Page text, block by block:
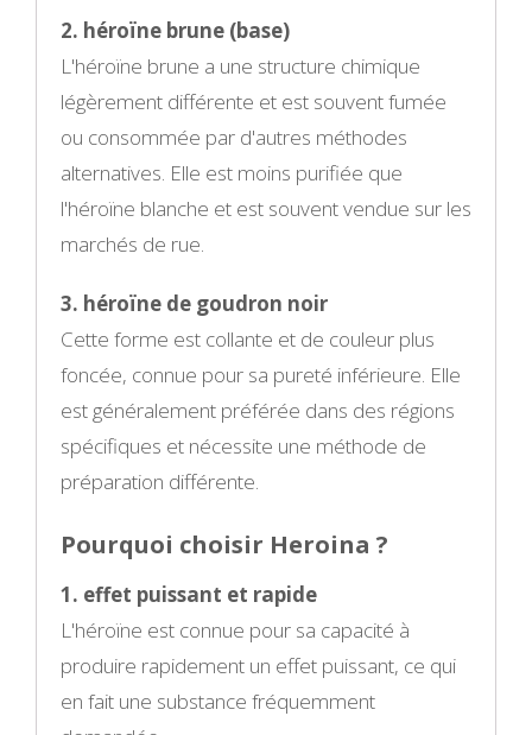
2. héroïne brune (base)
L'héroïne brune a une structure chimique
légèrement différente et est souvent fumée
ou consommée par d'autres méthodes
alternatives. Elle est moins purifiée que
l'héroïne blanche et est souvent vendue sur les
marchés de rue.
3. héroïne de goudron noir
Cette forme est collante et de couleur plus
foncée, connue pour sa pureté inférieure. Elle
est généralement préférée dans des régions
spécifiques et nécessite une méthode de
préparation différente.
Pourquoi choisir Heroina ?
1. effet puissant et rapide
L'héroïne est connue pour sa capacité à
produire rapidement un effet puissant, ce qui
en fait une substance fréquemment